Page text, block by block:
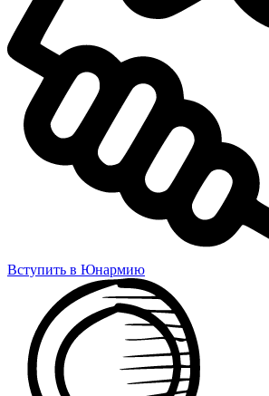
Вступить в Юнармию